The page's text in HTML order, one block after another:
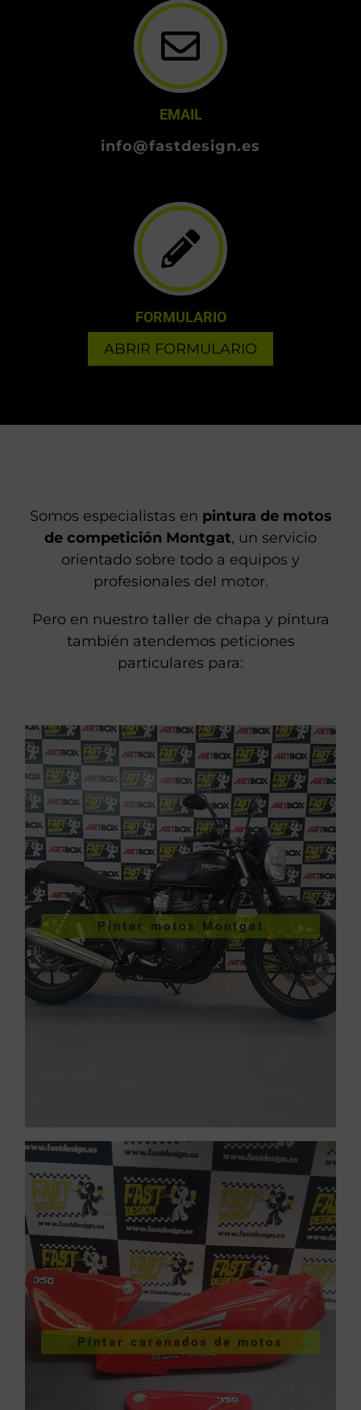
EMAIL
info@fastdesign.es
FORMULARIO
ABRIR FORMULARIO
Somos especialistas en pintura de motos
de competición Montgat, un servicio
orientado sobre todo a equipos y
profesionales del motor.
Pero en nuestro taller de chapa y pintura
también atendemos peticiones
particulares para:
Pintar motos Montgat
Pintar motos Montgat
VER PINTURA DE MOTOS
Pintar carenados de motos
Pintar carenados de
motos
VER PINTURA DE CARENADOS